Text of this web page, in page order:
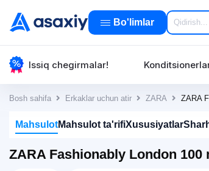
Bo'limlar
Issiq chegirmalar!
Bosh sahifa Erkaklar uchun atir ZARA ZARA
MahsulotMahsulot ta'rifiXususiyatlar
ZARA Fashionably London